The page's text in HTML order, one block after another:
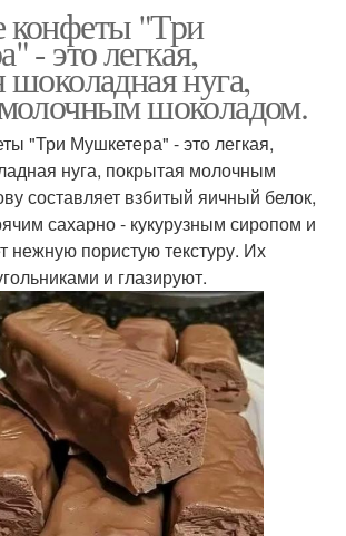
"Три
- это легкая,
нуга,
шоколадом.
"Три Мушкетера" - это легкая,
нуга, покрытая молочным
составляет взбитый яичный белок,
сахарно - кукурузным сиропом и
нежную пористую текстуру. Их
и глазируют.